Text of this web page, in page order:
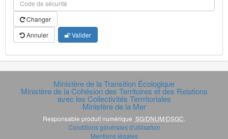
Changer
Annuler
Valider
Ministère de la Transition Écologique
Ministère de la Cohésion des Territoires et des Relations
avec les Collectivités Terrritoriales
Ministère de la Mer
Responsable produit numérique SG/DNUM/DSGC
Conditions générales d'utilisation
Mentions légales